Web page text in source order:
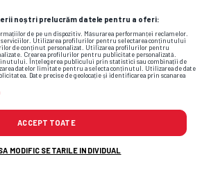
noștri prelucrăm datele pentru a oferi:
de pe un dispozitiv. Măsurarea performanței reclamelor.
serviciilor. Utilizarea profilurilor pentru selectarea conținutului
de conținut personalizat. Utilizarea profilurilor pentru
Crearea profilurilor pentru publicitate personalizată.
Înțelegerea publicului prin statistici sau combinații de
datelor limitate pentru a selecta conținutul. Utilizarea de date
Date precise de geolocație și identificarea prin scanarea
ACCEPT TOATE
MODIFIC SETARILE INDIVIDUAL